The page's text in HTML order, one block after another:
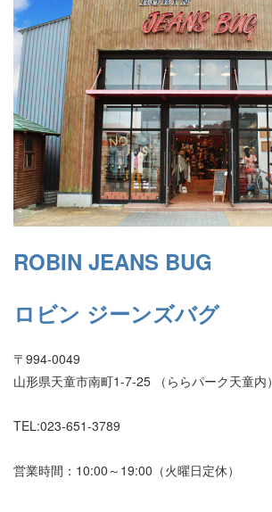
ROBIN JEANS BUG
ロビン ジーンズバグ
〒994-0049
山形県天童市南町1-7-25 （ららパーク天童内）
TEL:023-651-3789
営業時間：10:00～19:00（火曜日定休）